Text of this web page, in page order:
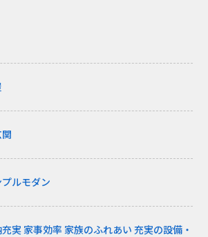
ルモダン
実 家事効率 家族のふれあい 充実の設備・